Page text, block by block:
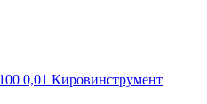
0,01 Кировинструмент